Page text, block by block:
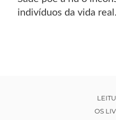
indivíduos da vida real.
OS